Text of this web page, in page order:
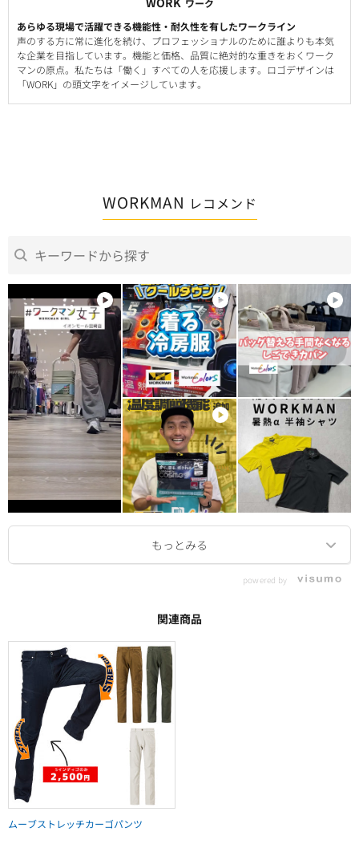
ワーク
あらゆる現場で活躍できる機能性・耐久性を有したワークライン
声のする方に常に進化を続け、プロフェッショナルのために誰よりも本気
な企業を目指しています。機能と価格、品質に絶対的な重きをおくワーク
マンの原点。私たちは「働く」すべての人を応援します。ロゴデザインは
「WORK」の頭文字をイメージしています。
WORKMAN レコメンド
powered by
関連商品
ムーブストレッチカーゴパンツ